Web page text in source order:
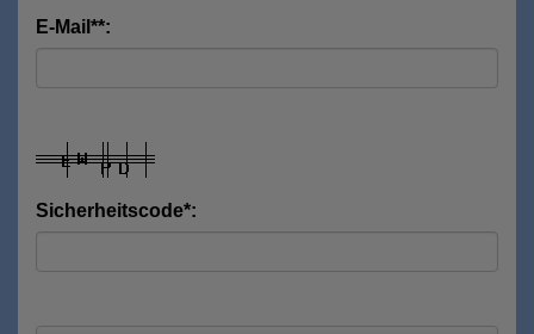
E-Mail**:
Sicherheitscode*: